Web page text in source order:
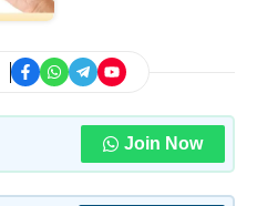
Join Now